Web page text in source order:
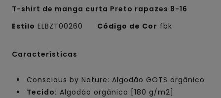
T-shirt de manga curta Preto rapazes 8-16
Estilo ELBZT00260 Código de Cor fbk
Características
Conscious by Nature: Algodão GOTS orgânico
Tecido: Algodão orgânico [180 g/m2]